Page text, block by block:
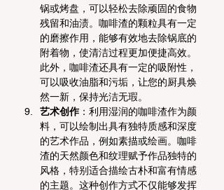
锅或烤盘，可以轻松去除顽固的食物
残留和油渍。咖啡渣的颗粒具有一定
的磨擦作用，能够有效地去除锅底的
附着物，使清洁过程更加便捷高效。
此外，咖啡渣还具有一定的吸附性，
可以吸收油脂和污垢，让您的厨具焕
然一新，保持光洁无瑕。
艺术创作：利用湿润的咖啡渣作为颜
料，可以绘制出具有独特质感和深度
的艺术作品，例如素描或绘画。咖啡
渣的天然颜色和纹理赋予作品独特的
风格，特别适合描绘古朴和富有情感
的主题。这种创作方式不仅能够发挥